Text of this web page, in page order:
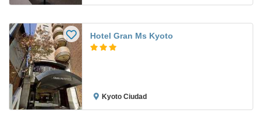
Hotel Gran Ms Kyoto
Kyoto Ciudad